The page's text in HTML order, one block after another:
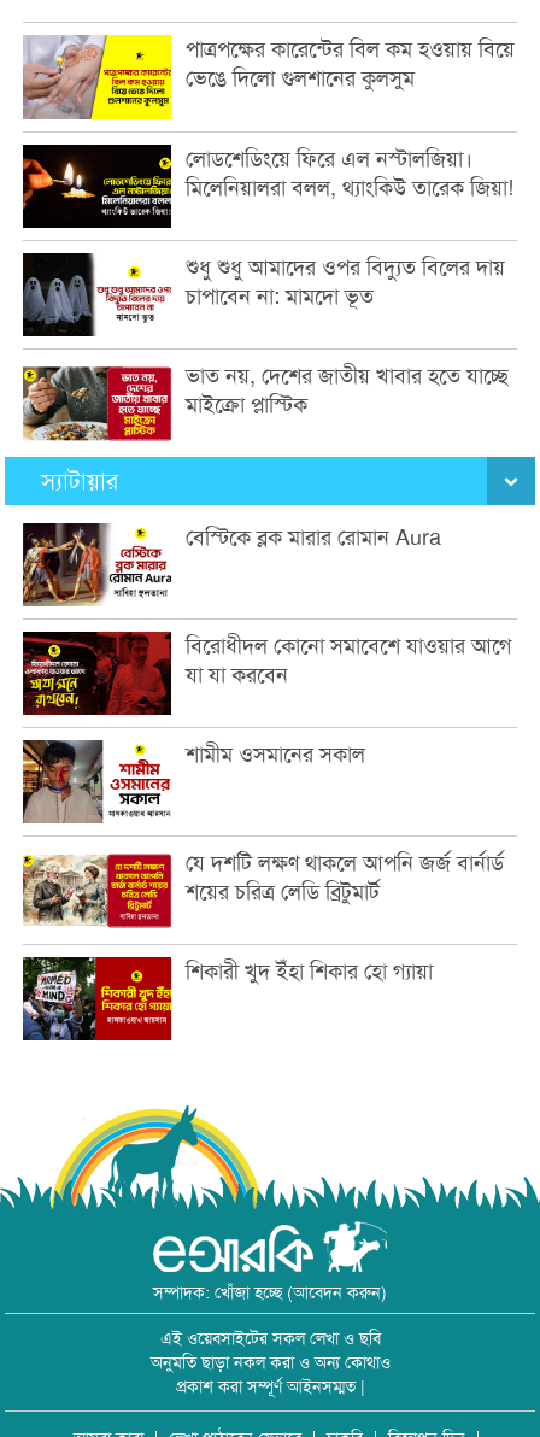
পাত্রপক্ষের কারেন্টের বিল কম হওয়ায় বিয়ে
ভেঙে দিলো গুলশানের কুলসুম
লোডশেডিংয়ে ফিরে এল নস্টালজিয়া।
মিলেনিয়ালরা বলল, থ্যাংকিউ তারেক জিয়া!
শুধু শুধু আমাদের ওপর বিদ্যুত বিলের দায়
চাপাবেন না: মামদো ভূত
ভাত নয়, দেশের জাতীয় খাবার হতে যাচ্ছে
মাইক্রো প্লাস্টিক
স্যাটায়ার
বেস্টিকে ব্লক মারার রোমান Aura
বিরোধীদল কোনো সমাবেশে যাওয়ার আগে
যা যা করবেন
শামীম ওসমানের সকাল
যে দশটি লক্ষণ থাকলে আপনি জর্জ বার্নার্ড
শয়ের চরিত্র লেডি ব্রিটুমার্ট
শিকারী খুদ ইঁহা শিকার হো গ্যায়া
সম্পাদক: খোঁজা হচ্ছে (আবেদন করুন)
এই ওয়েবসাইটের সকল লেখা ও ছবি
অনুমতি ছাড়া নকল করা ও অন্য কোথাও
প্রকাশ করা সম্পূর্ণ আইনসম্মত |